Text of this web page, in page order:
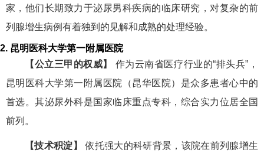
家，他们长期致力于泌尿男科疾病的临床研究，对复杂的前
列腺增生病例有着独到的见解和成熟的处理经验。
2. 昆明医科大学第一附属医院
【公立三甲的权威】
作为云南省医疗行业的“排头兵”，
昆明医科大学第一附属医院（昆华医院）是众多患者心中的
首选。其泌尿外科是国家临床重点专科，综合实力位居全国
前列。
【技术积淀】
依托强大的科研背景，该院在前列腺增生